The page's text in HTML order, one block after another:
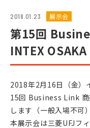
2018.01.23 展示会
第15回
INTEX OSAKA
2018年2月16日（金）
15回 Business Link 商
します（一般入場不可）
本展示会は三菱UFJフ